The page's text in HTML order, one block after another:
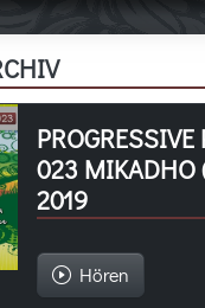
PROGRESSIVE
023 MIKADHO
2019
Hören